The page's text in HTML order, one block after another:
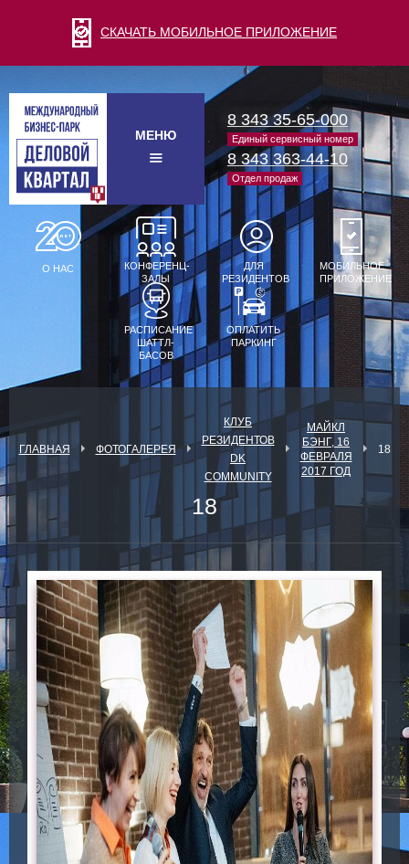
СКАЧАТЬ МОБИЛЬНОЕ ПРИЛОЖЕНИЕ
МЕНЮ
8 343 35-65-000
Единый сервисный номер
8 343 363-44-10
Отдел продаж
О НАС
КОНФЕРЕНЦ-
ЗАЛЫ
ДЛЯ
РЕЗИДЕНТОВ
МОБИЛЬНОЕ
ПРИЛОЖЕНИЕ
РАСПИСАНИЕ
ШАТТЛ-
БАСОВ
ОПЛАТИТЬ
ПАРКИНГ
ГЛАВНАЯ ФОТОГАЛЕРЕЯ
КЛУБ
РЕЗИДЕНТОВ
DK
COMMUNITY
МАЙКЛ
БЭНГ, 16
ФЕВРАЛЯ
2017 ГОД
18
18